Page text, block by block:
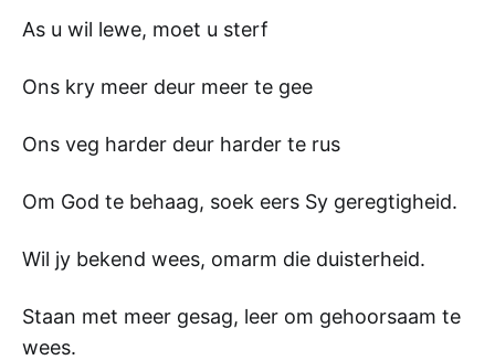
As u wil lewe, moet u sterf
Ons kry meer deur meer te gee
Ons veg harder deur harder te rus
Om God te behaag, soek eers Sy geregtigheid.
Wil jy bekend wees, omarm die duisterheid.
Staan met meer gesag, leer om gehoorsaam te
wees.